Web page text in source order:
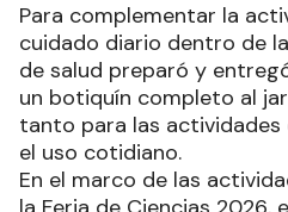
Para complementar la
cuidado diario dentro de
de salud preparó y
un botiquín completo al
tanto para las
el uso cotidiano.
En el marco de las